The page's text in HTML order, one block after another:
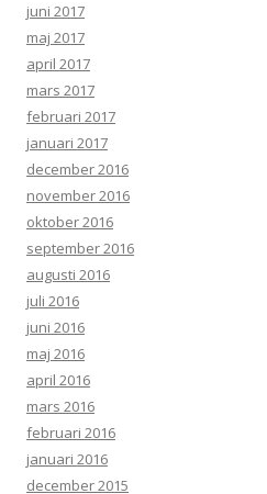
juni 2017
maj 2017
april 2017
mars 2017
februari 2017
januari 2017
december 2016
november 2016
oktober 2016
september 2016
augusti 2016
juli 2016
juni 2016
maj 2016
april 2016
mars 2016
februari 2016
januari 2016
december 2015